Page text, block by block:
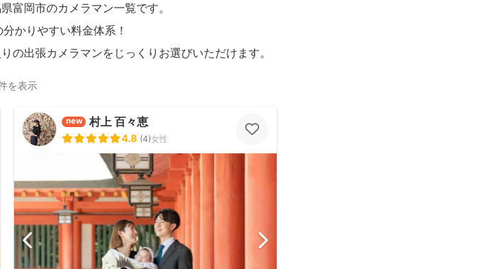
富岡市のカメラマン一覧です。
かりやすい料金体系！
の出張カメラマンをじっくりお選びいただけます。
を表示
new 村上 百々恵
4.8 (4)女性